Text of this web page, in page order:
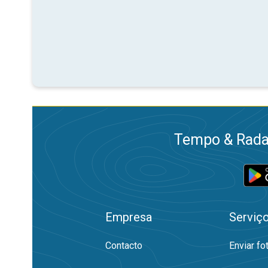
Tempo &
Empresa
Contacto Enviar